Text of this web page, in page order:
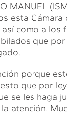
MANUEL
esta
como a los
que
porque
que por
se les haga
atención.